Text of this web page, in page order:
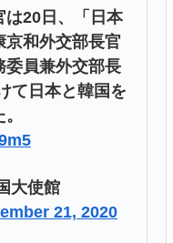
は20日、「日本
京和外交部長官
委員兼外交部長
て日本と韓国を
大使館
21, 2020